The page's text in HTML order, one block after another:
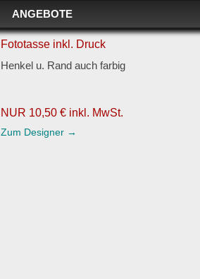
ANGEBOTE
Fototasse inkl. Druck
Henkel u. Rand auch farbig
NUR 10,50 € inkl. MwSt.
Zum Designer →